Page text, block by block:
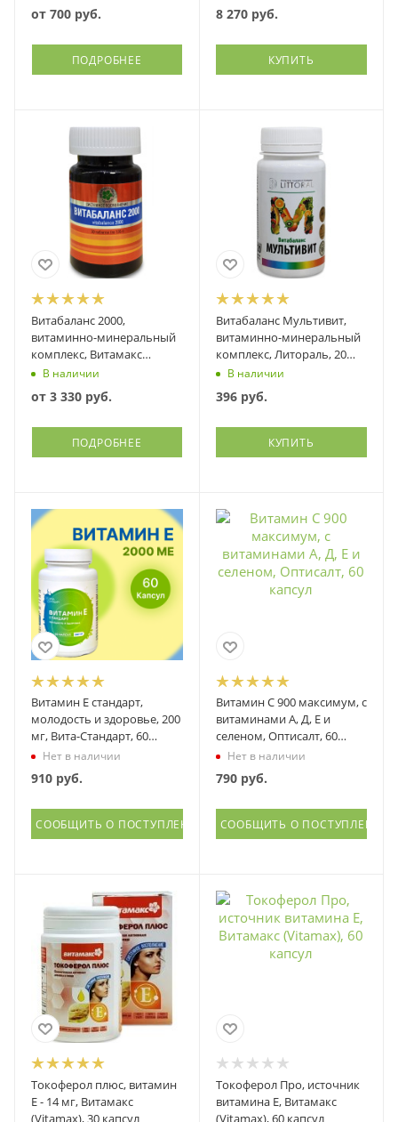
от 700 руб.
ПОДРОБНЕЕ
8 270руб.
КУПИТЬ
Витабаланс 2000,
витаминно-минеральный
комплекс, Витамакс
(Vitamax)
В наличии
от 3 330 руб.
ПОДРОБНЕЕ
Витабаланс Мультивит,
витаминно-минеральный
комплекс, Литораль, 20
капсул
В наличии
396руб.
КУПИТЬ
Витамин Е стандарт,
молодость и здоровье, 200
мг, Вита-Стандарт, 60
капсул
Нет в наличии
910 руб.
СООБЩИТЬ О ПОСТУПЛЕНИИ
Витамин С 900 максимум, с
витаминами А, Д, Е и
селеном, Оптисалт, 60
капсул
Нет в наличии
790руб.
СООБЩИТЬ О ПОСТУПЛЕНИИ
Токоферол плюс, витамин
Е - 14 мг, Витамакс
(Vitamax), 30 капсул
Токоферол Про, источник
витамина Е, Витамакс
(Vitamax), 60 капсул